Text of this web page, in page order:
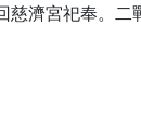
慈濟宮祀奉。二